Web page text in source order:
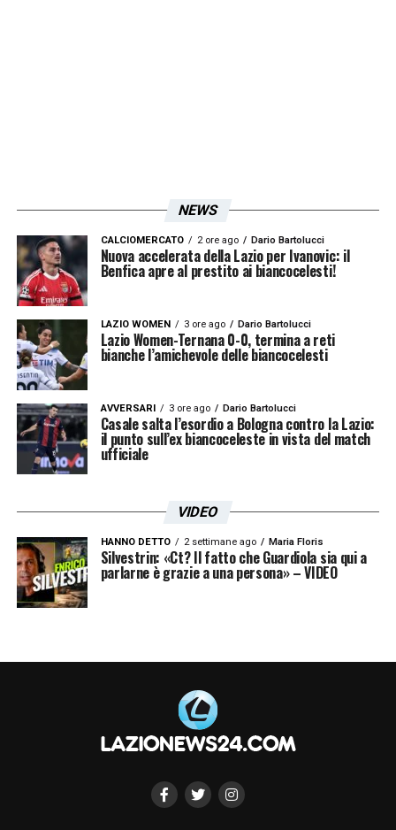
NEWS
CALCIOMERCATO 2 ore ago Dario Bartolucci
Nuova accelerata della Lazio per Ivanovic: il
Benfica apre al prestito ai biancocelesti!
LAZIO WOMEN 3 ore ago Dario Bartolucci
Lazio Women-Ternana 0-0, termina a reti
bianche l’amichevole delle biancocelesti
AVVERSARI 3 ore ago Dario Bartolucci
Casale salta l’esordio a Bologna contro la Lazio:
il punto sull’ex biancoceleste in vista del match
ufficiale
VIDEO
HANNO DETTO 2 settimane ago Maria Floris
Silvestrin: «Ct? Il fatto che Guardiola sia qui a
parlarne è grazie a una persona» – VIDEO